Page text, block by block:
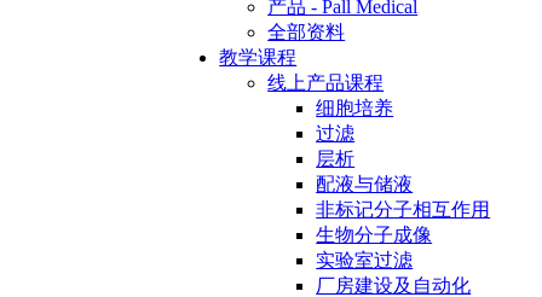
产品 - Pall Medical
全部资料
教学课程
线上产品课程
细胞培养
过滤
层析
配液与储液
非标记分子相互作用
生物分子成像
实验室过滤
厂房建设及自动化